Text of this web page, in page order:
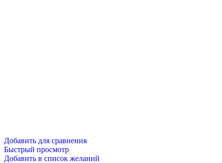
Добавить для сравнения
Быстрый просмотр
Добавить в список желаний